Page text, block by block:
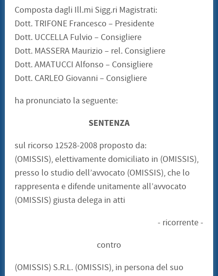
Composta dagli Ill.mi Sigg.ri Magistrati:
Dott. TRIFONE Francesco – Presidente
Dott. UCCELLA Fulvio – Consigliere
Dott. MASSERA Maurizio – rel. Consigliere
Dott. AMATUCCI Alfonso – Consigliere
Dott. CARLEO Giovanni – Consigliere
ha pronunciato la seguente:
SENTENZA
sul ricorso 12528-2008 proposto da:
(OMISSIS), elettivamente domiciliato in (OMISSIS),
presso lo studio dell’avvocato (OMISSIS), che lo
rappresenta e difende unitamente all’avvocato
(OMISSIS) giusta delega in atti
- ricorrente -
contro
(OMISSIS) S.R.L. (OMISSIS), in persona del suo